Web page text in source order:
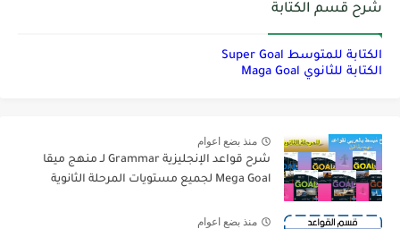
شرح قسم الكتابة
الكتابة للمتوسط Super Goal
الكتابة للثانوي Maga Goal
منذ بضع اعوام
شرح قواعد الإنجليزية Grammar لـ منهج ميقا
Mega Goal لجميع مستويات المرحلة الثانوية
منذ بضع اعوام